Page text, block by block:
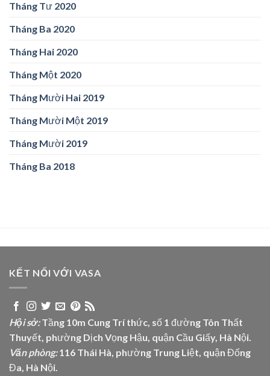
Tháng Tư 2020
Tháng Ba 2020
Tháng Hai 2020
Tháng Một 2020
Tháng Mười Hai 2019
Tháng Mười Một 2019
Tháng Mười 2019
Tháng Ba 2018
KẾT NỐI VỚI VASA
Hội sở:Tầng 10m Cung Trí thức, số 1 đường Tôn Thất
Thuyết, phường Dịch Vọng Hậu, quận Cầu Giấy, Hà Nội.
Văn phòng:116 Thái Hà, phường Trung Liệt, quận Đống
Đa, Hà Nội.